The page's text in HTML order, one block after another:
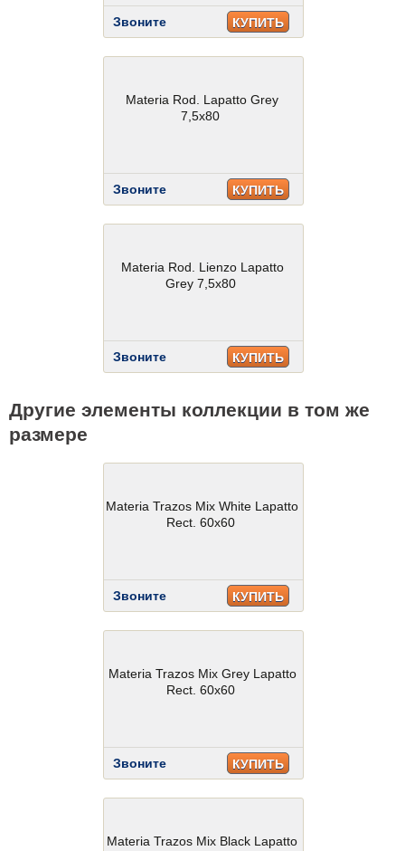
Звоните КУПИТЬ
Materia Rod. Lapatto Grey
7,5x80
Звоните КУПИТЬ
Materia Rod. Lienzo Lapatto
Grey 7,5x80
Звоните КУПИТЬ
Другие элементы коллекции в том же
размере
Materia Trazos Mix White Lapatto
Rect. 60x60
Звоните КУПИТЬ
Materia Trazos Mix Grey Lapatto
Rect. 60x60
Звоните КУПИТЬ
Materia Trazos Mix Black Lapatto